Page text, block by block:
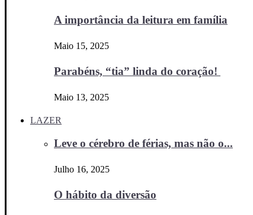
A importância da leitura em família
Maio 15, 2025
Parabéns, “tia” linda do coração!
Maio 13, 2025
LAZER
Leve o cérebro de férias, mas não o...
Julho 16, 2025
O hábito da diversão